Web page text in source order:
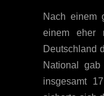
Nach einem
einem eher
Deutschland
National
insgesamt